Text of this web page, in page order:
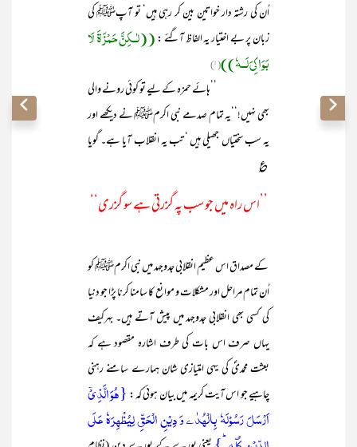
اُن کی رشتہ دار خواتین بین کر رہی ہیں‘ تو آپﷺ کی
زبان پر بے اختیار یہ الفاظ آگئے :((لٰــکِنَّ حَمْزَۃَ لَا
بَوَاکِیَ لَــہٗ))(۱)
’’ہائے حمزہ کے لیے تو کوئی رونے والی
بھی نہیں!‘‘یہ تمام صدمے نبی اکرمﷺ نے دیکھے اور
یہ سب سختیاں جھیلی ہیں ‘ تب یہ انقلاب آیا ہے۔ گویا
؏
’’اس راہ میں جو سب پہ گزرتی ہے سو گزری‘‘
کے مصداق اس عظیم انقلابی جدوجہد میں نبی اکرمﷺ کو
اُن تمام مراحل اور مشکلات و موانع کا سامنا کرنا پڑا جو دنیا
کی کسی بھی انقلابی جدوجہد میں پیش آتے ہیں۔ بہرکیف
یہاں صرف اس بات کی طرف اشارہ مقصود ہے کہ
بعثت محمدیؐ کی یہی امتیازی شان ہمارے سامنے رہنی
چاہیے جو اس آیت کریمہ میں بیان ہوئی کہ :{ہُوَ الَّذِیۡۤ
اَرۡسَلَ رَسُوۡلَہٗ بِالۡہُدٰۦ وَ دِیۡنِ الۡحَقِّ لِیُظۡہِرَہٗ عَلَی